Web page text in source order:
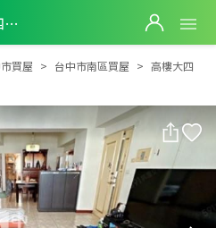
高樓大四房+雙平車
高樓大四房+雙平車
買屋 台中市南區買屋
高樓大四